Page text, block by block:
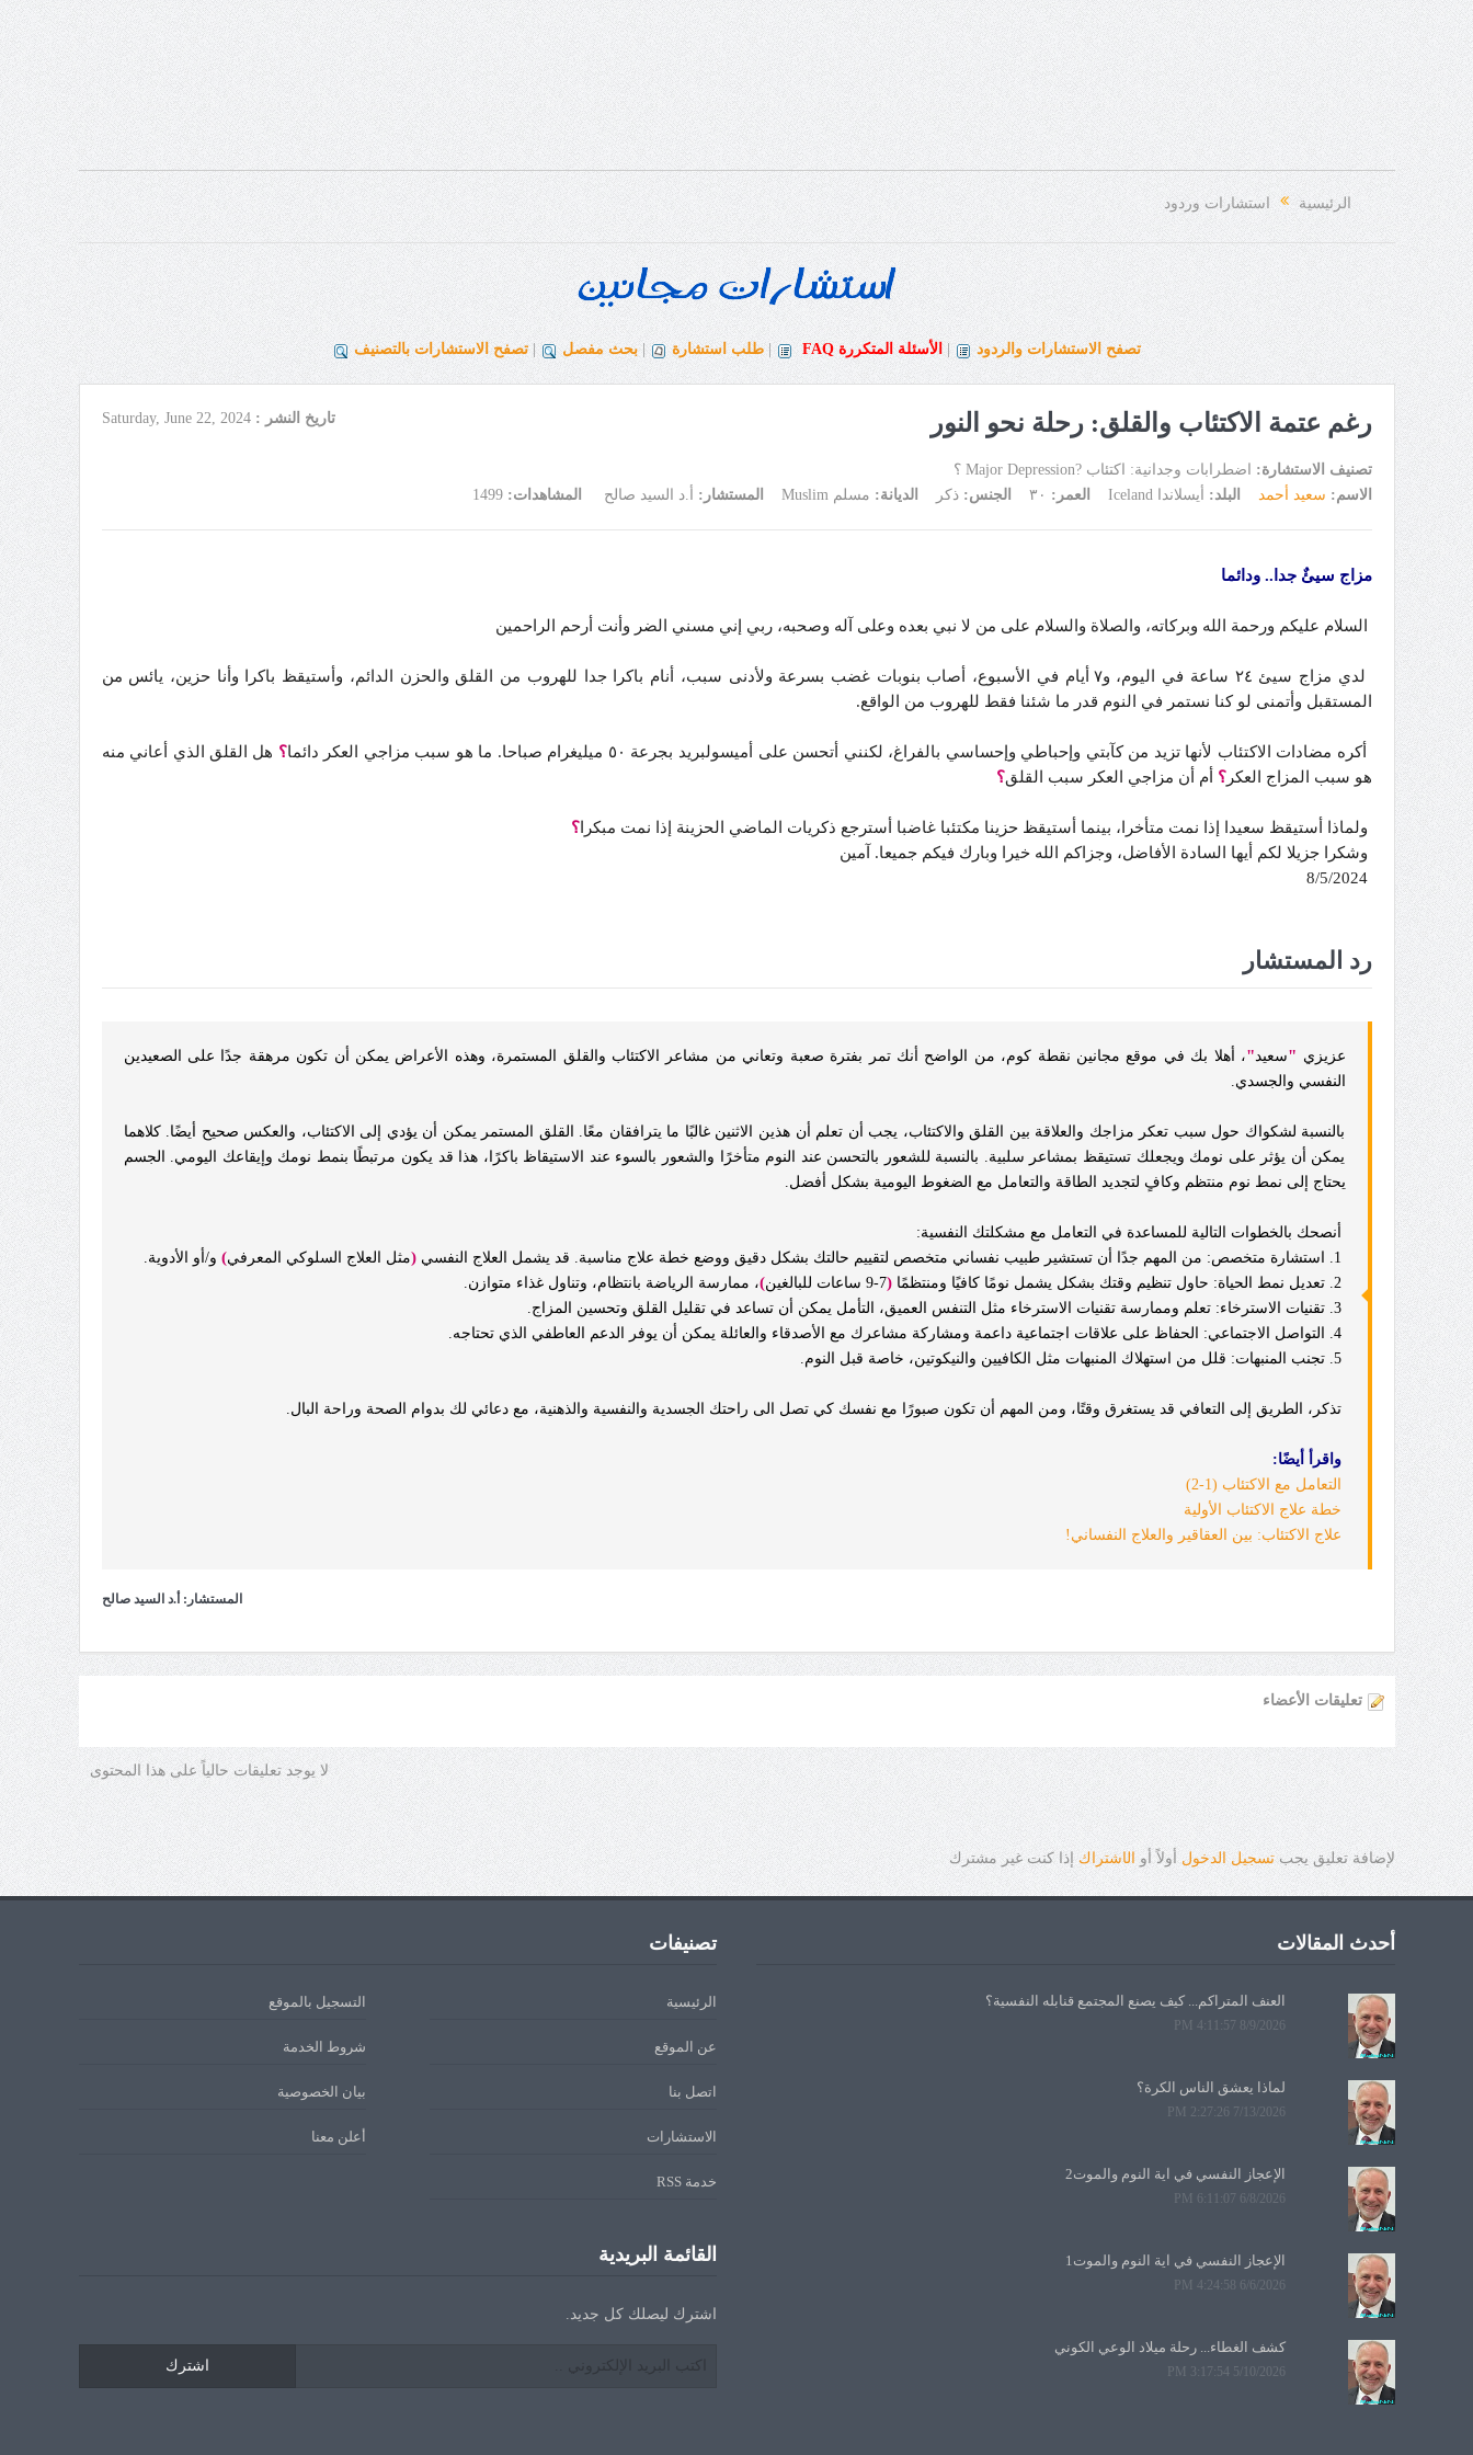
الرئيسية استشارات وردود
تصفح الاستشارات والردود الأسئلة المتكررة FAQ طلب استشارة | بحث مفصل | تصفح الاستشارات بالتصنيف
رغم عتمة الاكتئاب والقلق: رحلة نحو النور تاريخ النشر :Saturday, June 22, 2024
تصنيف الاستشارة:
اضطرابات وجدانية: اكتئاب ?Major Depression ؟
الاسم: سعيد أحمد البلد: أيسلاندا Iceland العمر: ٣٠ الجنس:ذكر الديانة: مسلم Muslim المستشار: أ.د السيد صالح المشاهدات:1499
مزاج سيئٌ جدا.. ودائما
السلام عليكم ورحمة الله وبركاته، والصلاة والسلام على من لا نبي بعده وعلى آله وصحبه، ربي إني مسني الضر وأنت أرحم الراحمين
لدي مزاج سيئ ٢٤ ساعة في اليوم، و٧ أيام في الأسبوع، أصاب بنوبات غضب بسرعة ولأدنى سبب، أنام باكرا جدا للهروب من القلق والحزن الدائم، وأستيقظ باكرا وأنا حزين، يائس من
المستقبل وأتمنى لو كنا نستمر في النوم قدر ما شئنا فقط للهروب من الواقع.
أكره مضادات الاكتئاب لأنها تزيد من كآبتي وإحباطي وإحساسي بالفراغ، لكنني أتحسن على أميسولبريد بجرعة ٥٠ ميليغرام صباحا. ما هو سبب مزاجي العكر دائما ؟ هل القلق الذي أعاني منه
هو سبب المزاج العكر؟ أم أن مزاجي العكر سبب القلق؟
ولماذا أستيقظ سعيدا إذا نمت متأخرا، بينما أستيقظ حزينا مكتئبا غاضبا أسترجع ذكريات الماضي الحزينة إذا نمت مبكرا؟
وشكرا جزيلا لكم أيها السادة الأفاضل، وجزاكم الله خيرا وبارك فيكم جميعا. آمين
8/5/2024
رد المستشار
عزيزي "سعيد"، أهلا بك في موقع مجانين نقطة كوم، من الواضح أنك تمر بفترة صعبة وتعاني من مشاعر الاكتئاب والقلق المستمرة، وهذه الأعراض يمكن أن تكون مرهقة جدًا على الصعيدين
النفسي والجسدي.
بالنسبة لشكواك حول سبب تعكر مزاجك والعلاقة بين القلق والاكتئاب، يجب أن تعلم أن هذين الاثنين غالبًا ما يترافقان معًا. القلق المستمر يمكن أن يؤدي إلى الاكتئاب، والعكس صحيح أيضًا. كلاهما
يمكن أن يؤثر على نومك ويجعلك تستيقظ بمشاعر سلبية. بالنسبة للشعور بالتحسن عند النوم متأخرًا والشعور بالسوء عند الاستيقاظ باكرًا، هذا قد يكون مرتبطًا بنمط نومك وإيقاعك اليومي. الجسم
يحتاج إلى نمط نوم منتظم وكافٍ لتجديد الطاقة والتعامل مع الضغوط اليومية بشكل أفضل.
أنصحك بالخطوات التالية للمساعدة في التعامل مع مشكلتك النفسية:
(مثل العلاج السلوكي المعرفي) و/أو الأدوية.
2. تعديل نمط الحياة: حاول تنظيم وقتك بشكل يشمل نومًا كافيًا ومنتظمًا
(7-9 ساعات للبالغين )، ممارسة الرياضة بانتظام، وتناول غذاء متوازن.
3. تقنيات الاسترخاء: تعلم وممارسة تقنيات الاسترخاء مثل التنفس العميق، التأمل يمكن أن تساعد في تقليل القلق وتحسين المزاج.
4. التواصل الاجتماعي: الحفاظ على علاقات اجتماعية داعمة ومشاركة مشاعرك مع الأصدقاء والعائلة يمكن أن يوفر الدعم العاطفي الذي تحتاجه.
5. تجنب المنبهات: قلل من استهلاك المنبهات مثل الكافيين والنيكوتين، خاصة قبل النوم.
تذكر، الطريق إلى التعافي قد يستغرق وقتًا، ومن المهم أن تكون صبورًا مع نفسك كي تصل الى راحتك الجسدية والنفسية والذهنية، مع دعائي لك بدوام الصحة وراحة البال.
واقرأ أيضًا:
التعامل مع الاكتئاب (1-2)
خطة علاج الاكتئاب الأولية
علاج الاكتئاب: بين العقاقير والعلاج النفساني!
المستشار: أ.د السيد صالح
تعليقات الأعضاء
لا يوجد تعليقات حالياً على هذا المحتوى
لإضافة تعليق يجبتسجيل الدخول أولاً أو الاشتراك إذا كنت غير مشترك
أحدث المقالات
العنف المتراكم... كيف يصنع المجتمع قنابله النفسية؟
8/9/2026 4:11:57 PM
لماذا يعشق الناس الكرة؟
7/13/2026 2:27:26 PM
الإعجاز النفسي في آية النوم والموت2
6/8/2026 6:11:07 PM
الإعجاز النفسي في آية النوم والموت1
6/6/2026 4:24:58 PM
كشف الغطاء... رحلة ميلاد الوعي الكوني
5/10/2026 3:17:54 PM
تصنيفات
الرئيسية التسجيل بالموقع
عن الموقع شروط الخدمة
اتصل بنا بيان الخصوصية
الاستشارات أعلن معنا
خدمة RSS
القائمة البريدية
اشترك ليصلك كل جديد.
اشترك